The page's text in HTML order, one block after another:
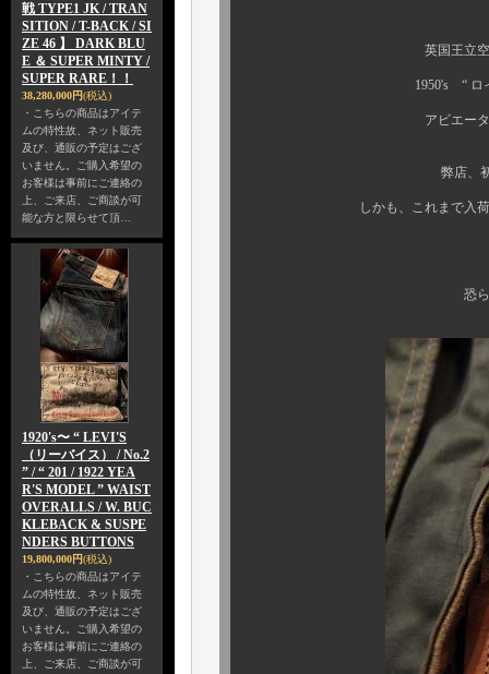
戦 TYPE1 JK / TRAN
SITION / T-BACK / SI
ZE 46 】 DARK BLU
E ＆ SUPER MINTY /
SUPER RARE！！
38,280,000円(税込)
・こちらの商品はアイテ
ムの特性故、ネット販売
及び、通販の予定はござ
いません。ご購入希望の
お客様は事前にご連絡の
上、ご来店、ご商談が可
能な方と限らせて頂…
1920's〜 “ LEVI'S
（リーバイス） / No.2
” / “ 201 / 1922 YEA
R'S MODEL ” WAIST
OVERALLS / W. BUC
KLEBACK & SUSPE
NDERS BUTTONS
19,800,000円(税込)
・こちらの商品はアイテ
ムの特性故、ネット販売
及び、通販の予定はござ
いません。ご購入希望の
お客様は事前にご連絡の
上、ご来店、ご商談が可
英国王立空軍、ロイヤル
1950's “ ロイヤルエアフ
アビエーターコート （
弊店、初の入荷となる
しかも、これまで入荷の “
恐らく、多くの皆様